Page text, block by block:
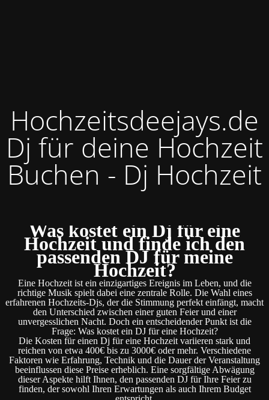
Hochzeitsdeejays.de
Dj für deine Hochzeit
Buchen - Dj Hochzeit
Was kostet ein Dj für eine
Hochzeit und finde ich den
passenden DJ für meine
Hochzeit?
Eine Hochzeit ist ein einzigartiges Ereignis im Leben, und die
richtige Musik spielt dabei eine zentrale Rolle. Die Wahl eines
erfahrenen Hochzeits-Djs, der die Stimmung perfekt einfängt, macht
den Unterschied zwischen einer guten Feier und einer
unvergesslichen Nacht. Doch ein entscheidender Punkt ist die
Frage: Was kostet ein DJ für eine Hochzeit?
Die Kosten für einen Dj für eine Hochzeit variieren stark und
reichen von etwa 400€ bis zu 3000€ oder mehr. Verschiedene
Faktoren wie Erfahrung, Technik und die Dauer der Veranstaltung
beeinflussen diese Preise erheblich. Eine sorgfältige Abwägung
dieser Aspekte hilft Ihnen, den passenden DJ für Ihre Feier zu
finden, der sowohl Ihren Erwartungen als auch Ihrem Budget